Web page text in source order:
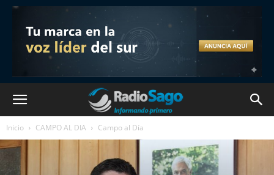
Inicio CAMPO AL DIA Campo al Día